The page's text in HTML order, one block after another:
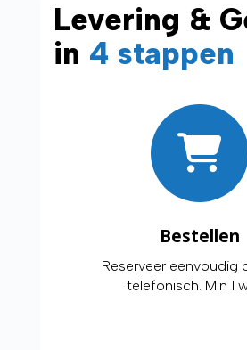
Levering &
in 4 stappen
Bestellen
Reserveer eenvoudig
telefonisch. Min 1